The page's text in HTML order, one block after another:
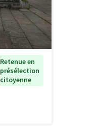
Retenue en
présélection
citoyenne